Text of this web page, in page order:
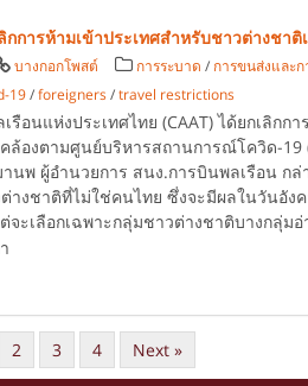
กการห้ามเข้าประเทศสำหรับชาวต่างชาติ
บางกอกโพสต์ การระบาด / การขนส่งและ
19/foreigners/travel restrictions
อนแห่งประเทศไทย (CAAT) ได้ยกเลิกก
ล้องตามศูนย์บริหารสถานการณ์โควิด-
นพ ผู้อำนวยการ สนง.การบินพลเรือน กล่
างชาติที่ไม่ใช่คนไทย ซึ่งจะมีผลในวันอัง
จะเลือกเฉพาะกลุ่มชาวต่างชาติบางกลุ่ม
2 3 4 Next »